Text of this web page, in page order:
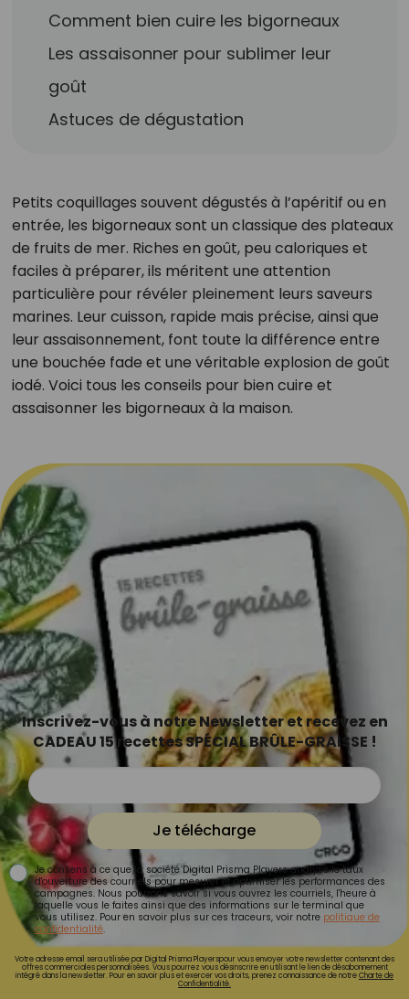
Comment bien cuire les bigorneaux
Les assaisonner pour sublimer leur
goût
Astuces de dégustation
Petits coquillages souvent dégustés à l’apéritif ou en
entrée, les bigorneaux sont un classique des plateaux
de fruits de mer. Riches en goût, peu caloriques et
faciles à préparer, ils méritent une attention
particulière pour révéler pleinement leurs saveurs
marines. Leur cuisson, rapide mais précise, ainsi que
leur assaisonnement, font toute la différence entre
une bouchée fade et une véritable explosion de goût
iodé. Voici tous les conseils pour bien cuire et
assaisonner les bigorneaux à la maison.
Inscrivez-vous à notre Newsletter et recevez en
CADEAU 15 recettes SPÉCIAL BRÛLE-GRAISSE !
Je télécharge
Je consens à ce que la société Digital Prisma Players analyse le taux
d'ouverture des courriels pour mesurer et optimiser les performances des
campagnes. Nous pourrons savoir si vous ouvrez les courriels, l'heure à
laquelle vous le faites ainsi que des informations sur le terminal que
vous utilisez. Pour en savoir plus sur ces traceurs, voir notre politique de
confidentialité.
Votre adresse email sera utilisée par Digital Prisma Playerspour vous envoyer votre newsletter contenant des
offres commerciales personnalisées. Vous pourrez vous désinscrire en utilisant le lien de désabonnement
intégré dans la newsletter. Pour en savoir plus et exercer vos droits, prenez connaissance de notreCharte de
Confidentialité.